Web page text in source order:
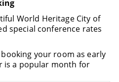
World Heritage City of
special conference rates
your room as early
is a popular month for